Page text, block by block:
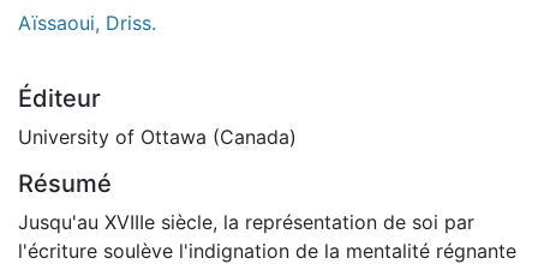
Aïssaoui, Driss.
Éditeur
University of Ottawa (Canada)
Résumé
Jusqu'au XVIIIe siècle, la représentation de soi par
l'écriture soulève l'indignation de la mentalité régnante